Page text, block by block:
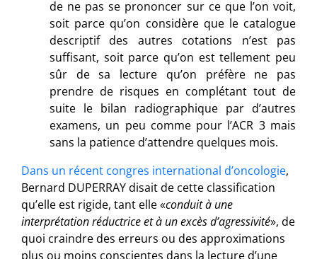
de ne pas se prononcer sur ce que l’on voit,
soit parce qu’on considère que le catalogue
descriptif des autres cotations n’est pas
suffisant, soit parce qu’on est tellement peu
sûr de sa lecture qu’on préfère ne pas
prendre de risques en complétant tout de
suite le bilan radiographique par d’autres
examens, un peu comme pour l’ACR 3 mais
sans la patience d’attendre quelques mois.
Dans un récent congres international d’oncologie,
Bernard DUPERRAY disait de cette classification
qu’elle est rigide, tant elle «conduit à une
interprétation réductrice et à un excès d’agressivité», de
quoi craindre des erreurs ou des approximations
plus ou moins conscientes dans la lecture d’une